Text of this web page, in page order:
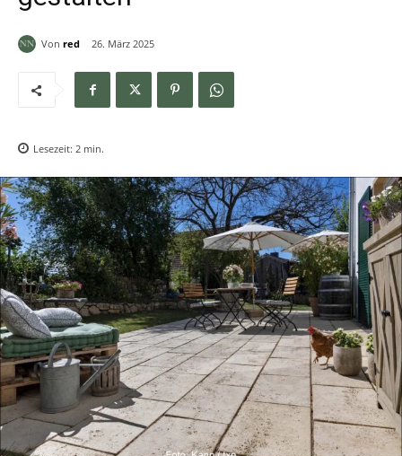
Von red 26. März 2025
Lesezeit: 2 min.